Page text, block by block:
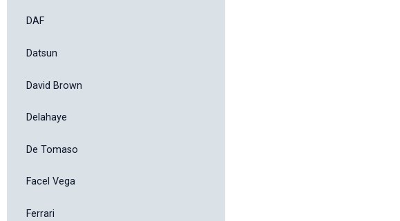
DAF
Datsun
David Brown
Delahaye
De Tomaso
Facel Vega
Ferrari